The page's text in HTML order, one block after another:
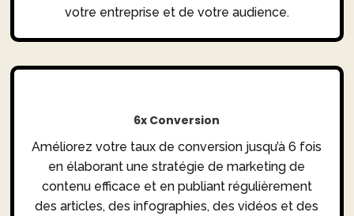
votre entreprise et de votre audience.
6x Conversion
Améliorez votre taux de conversion jusqu’à 6 fois
en élaborant une stratégie de marketing de
contenu efficace et en publiant régulièrement
des articles, des infographies, des vidéos et des